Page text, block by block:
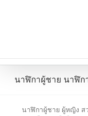
นาฬิกาผู้ชาย นาฬิก
นาฬิกาผู้ชาย ผู้หญิง ส